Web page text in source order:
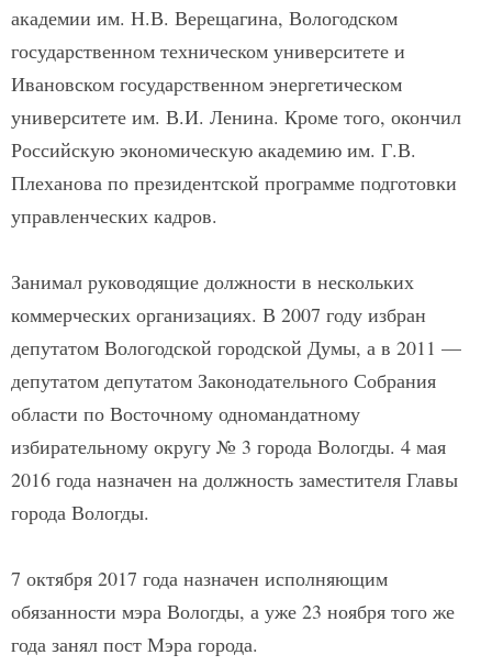
академии им. Н.В. Верещагина, Вологодском
государственном техническом университете и
Ивановском государственном энергетическом
университете им. В.И. Ленина. Кроме того, окончил
Российскую экономическую академию им. Г.В.
Плеханова по президентской программе подготовки
управленческих кадров.
Занимал руководящие должности в нескольких
коммерческих организациях. В 2007 году избран
депутатом Вологодской городской Думы, а в 2011 —
депутатом депутатом Законодательного Собрания
области по Восточному одномандатному
избирательному округу № 3 города Вологды. 4 мая
2016 года назначен на должность заместителя Главы
города Вологды.
7 октября 2017 года назначен исполняющим
обязанности мэра Вологды, а уже 23 ноября того же
года занял пост Мэра города.